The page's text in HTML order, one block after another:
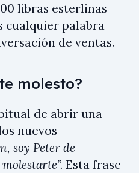
libras esterlinas
cualquier palabra
de ventas.
molesto?
de abrir una
nuevos
soy Peter de
Esta frase